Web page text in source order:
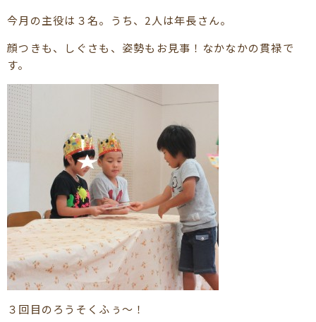
今月の主役は３名。うち、2人は年長さん。
顔つきも、しぐさも、姿勢もお見事！なかなかの貫禄で
す。
３回目のろうそくふぅ～！